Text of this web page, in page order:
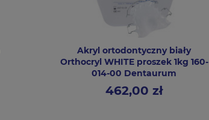
Akryl ortodontyczny biały
Orthocryl WHITE proszek 1kg 160-
014-00 Dentaurum
Cena
462,00 zł